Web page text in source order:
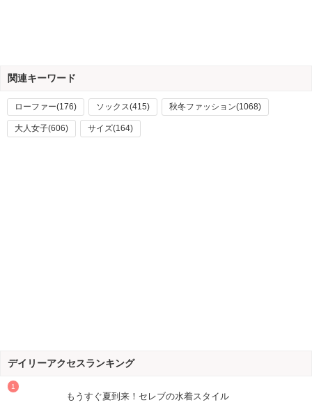
関連キーワード
ローファー(176) ソックス(415) 秋冬ファッション(1068)
大人女子(606) サイズ(164)
デイリーアクセスランキング
もうすぐ夏到来！セレブの水着スタイル